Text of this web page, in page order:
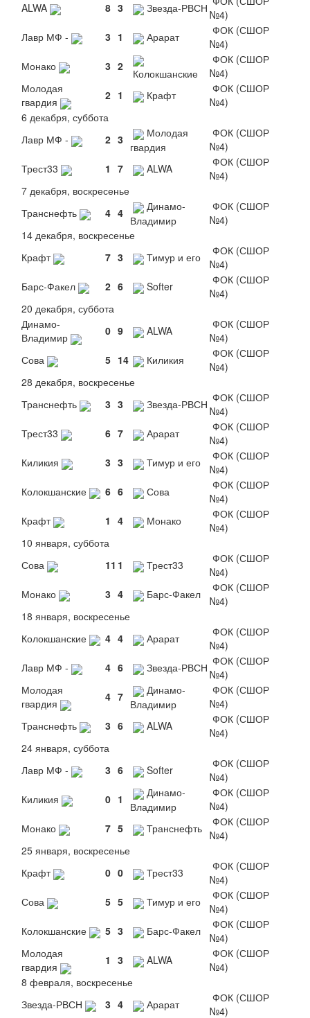
ALWA 8 3 Звезда-РВСН №4)
Лавр МФ -
3 1 Арарат
ФОК (СШОР
№4)
Монако
3 2
Колокшанские
ФОК (СШОР
№4)
Молодая
гвардия
2 1 Крафт
ФОК (СШОР
№4)
6 декабря, суббота
Лавр МФ -
2 3
Молодая
гвардия
ФОК (СШОР
№4)
Трест33
1 7 ALWA
ФОК (СШОР
№4)
7 декабря, воскресенье
Транснефть
4 4
Динамо-
Владимир
ФОК (СШОР
№4)
14 декабря, воскресенье
Крафт
7 3 Тимур и его
ФОК (СШОР
№4)
Барс-Факел
2 6 Softer
ФОК (СШОР
№4)
20 декабря, суббота
Динамо-
Владимир
0 9 ALWA
ФОК (СШОР
№4)
Сова
5 14 Киликия
ФОК (СШОР
№4)
28 декабря, воскресенье
Транснефть
3 3 Звезда-РВСН ФОК (СШОР
№4)
Трест33
6 7 Арарат
ФОК (СШОР
№4)
Киликия
3 3 Тимур и его
ФОК (СШОР
№4)
Колокшанские
6 6 Сова
ФОК (СШОР
№4)
Крафт
1 4 Монако
ФОК (СШОР
№4)
10 января, суббота
Сова
11 1 Трест33
ФОК (СШОР
№4)
Монако
3 4 Барс-Факел
ФОК (СШОР
№4)
18 января, воскресенье
Колокшанские
4 4 Арарат
ФОК (СШОР
№4)
Лавр МФ -
4 6 Звезда-РВСН ФОК (СШОР
№4)
Молодая
гвардия
4 7
Динамо-
Владимир
ФОК (СШОР
№4)
Транснефть
3 6 ALWA
ФОК (СШОР
№4)
24 января, суббота
Лавр МФ -
3 6 Softer
ФОК (СШОР
№4)
Киликия
0 1
Динамо-
Владимир
ФОК (СШОР
№4)
Монако
7 5 Транснефть
ФОК (СШОР
№4)
25 января, воскресенье
Крафт
0 0 Трест33
ФОК (СШОР
№4)
Сова
5 5 Тимур и его
ФОК (СШОР
№4)
Колокшанские
5 3 Барс-Факел
ФОК (СШОР
№4)
Молодая
гвардия
1 3 ALWA
ФОК (СШОР
№4)
8 февраля, воскресенье
Звезда-РВСН
3 4 Арарат
ФОК (СШОР
№4)